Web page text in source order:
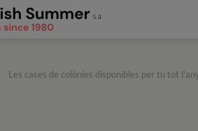
Les cases de colònies disponibles per tu tot